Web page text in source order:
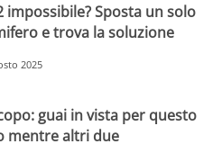
impossibile? Sposta un solo
e trova la soluzione
2025
guai in vista per questo
mentre altri due